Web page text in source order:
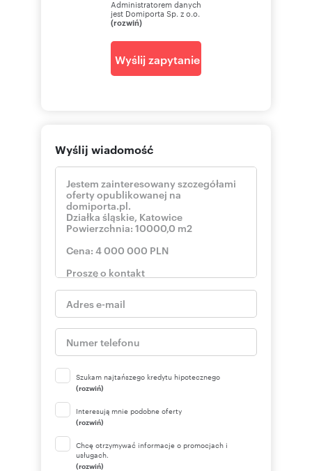
Administratorem danych
jest Domiporta Sp. z o.o.
(rozwiń)
Wyślij zapytanie
Wyślij wiadomość
Szukam najtańszego kredytu hipotecznego
(rozwiń)
Interesują mnie podobne oferty
(rozwiń)
Chcę otrzymywać informacje o promocjach i
usługach.
(rozwiń)